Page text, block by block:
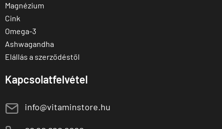
Magnézium
Cink
Omega-3
Ashwagandha
Elállás a szerződéstől
Kapcsolatfelvétel
E info@vitaminstore.hu